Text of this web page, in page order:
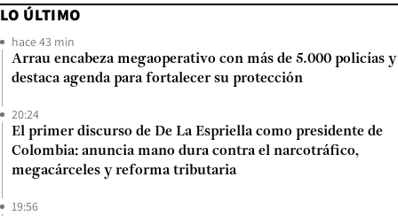
LO ÚLTIMO
hace 43 min
Arrau encabeza megaoperativo con más de 5.000 policías y
destaca agenda para fortalecer su protección
20:24
El primer discurso de De La Espriella como presidente de
Colombia: anuncia mano dura contra el narcotráfico,
megacárceles y reforma tributaria
19:56